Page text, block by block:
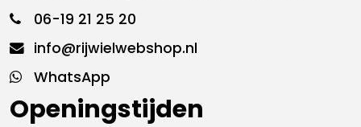
06-19 21 25 20
info@rijwielwebshop.nl
WhatsApp
Openingstijden